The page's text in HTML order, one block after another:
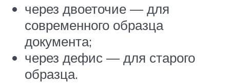
через двоеточие — для
современного образца
документа;
через дефис — для старого
образца.